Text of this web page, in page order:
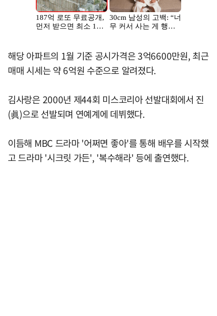
해당 아파트의 1월 기준 공시가격은 3억6600만원, 최근
매매 시세는 약 6억원 수준으로 알려졌다.
김사랑은 2000년 제44회 미스코리아 선발대회에서 진
(眞)으로 선발되며 연예계에 데뷔했다.
이듬해 MBC 드라마 '어쩌면 좋아'를 통해 배우를 시작했
고 드라마 '시크릿 가든', '복수해라' 등에 출연했다.